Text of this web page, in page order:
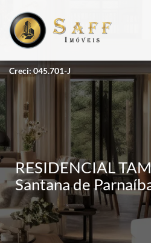
Creci: 045.701-J
RESIDENCIAL
Santana de